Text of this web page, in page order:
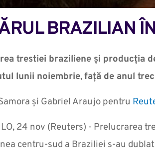
BRAZILIAN
trestiei braziliene și producția
lunii noiembrie,față de anul
și Gabriel Araujo pentru
24 nov (Reuters) - Prelucrarea
centru-sud a Braziliei s-au